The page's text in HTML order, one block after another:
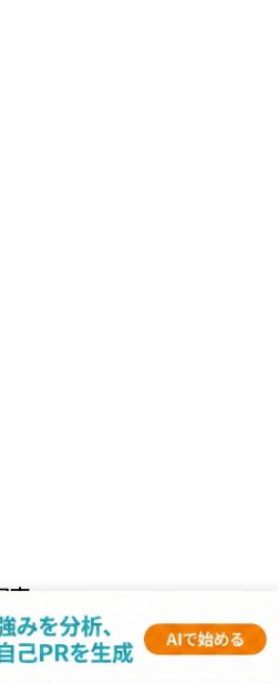
事 -
究｜2023年度最新版】ESの